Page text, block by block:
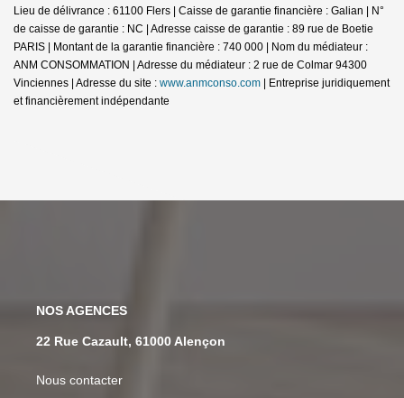
Lieu de délivrance : 61100 Flers | Caisse de garantie financière : Galian | N°
de caisse de garantie : NC | Adresse caisse de garantie : 89 rue de Boetie
PARIS | Montant de la garantie financière : 740 000 | Nom du médiateur :
ANM CONSOMMATION | Adresse du médiateur : 2 rue de Colmar 94300
Vinciennes | Adresse du site : www.anmconso.com | Entreprise juridiquement
et financièrement indépendante
NOS AGENCES
22 Rue Cazault, 61000 Alençon
Nous contacter